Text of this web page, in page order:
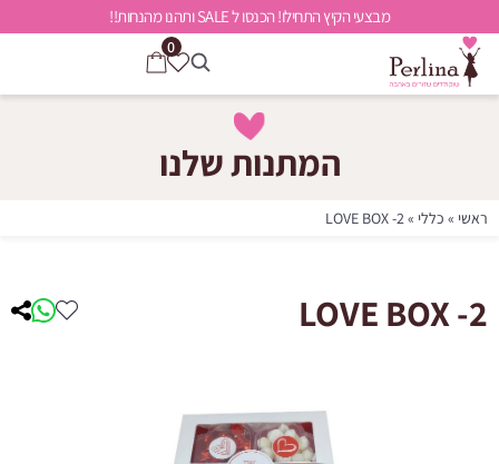
מבצעי הקיץ התחילו! הכנסו ל SALE ותהנו מהנחות!!
0
המתנות שלנו
ראשי » כללי »
LOVE BOX -2
LOVE BOX -2